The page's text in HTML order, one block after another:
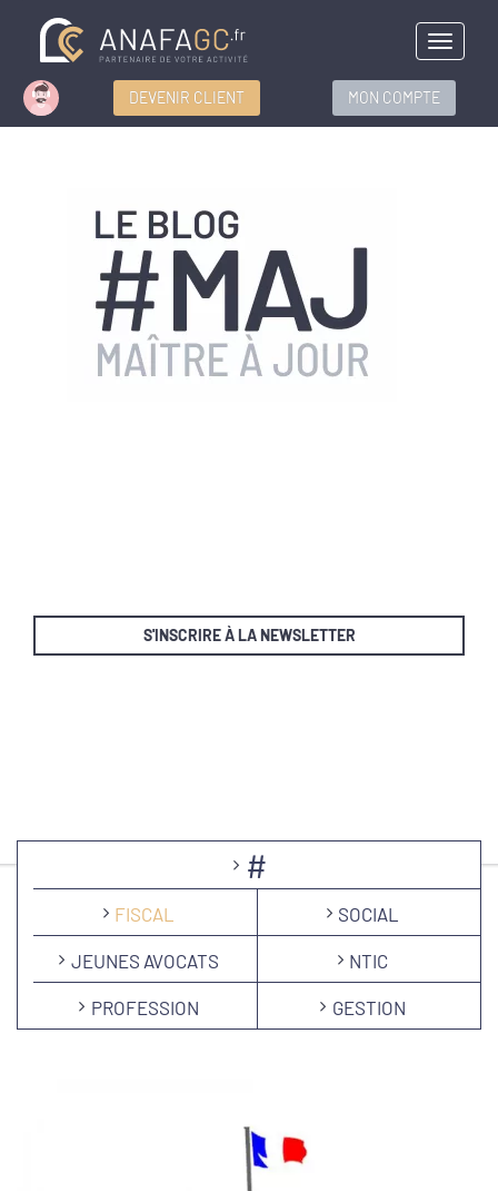
Menu
DEVENIR CLIENT MON COMPTE
S'INSCRIRE À LA NEWSLETTER
#
FISCAL SOCIAL
JEUNES AVOCATS NTIC
PROFESSION GESTION